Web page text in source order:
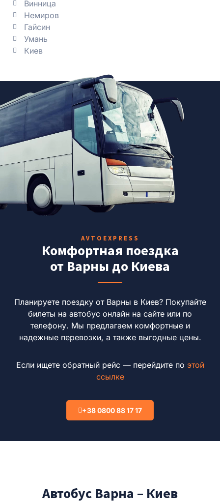
Винница
Немиров
Гайсин
Умань
Киев
AVTOEXPRESS
Комфортная поездка
от Варны до Киева
Планируете поездку от Варны в Киев? Покупайте
билеты на автобус онлайн на сайте или по
телефону. Мы предлагаем комфортные и
надежные перевозки, а также выгодные цены.
Если ищете обратный рейс — перейдите по этой
ссылке
+38 0800 88 17 17
Автобус Варна – Киев